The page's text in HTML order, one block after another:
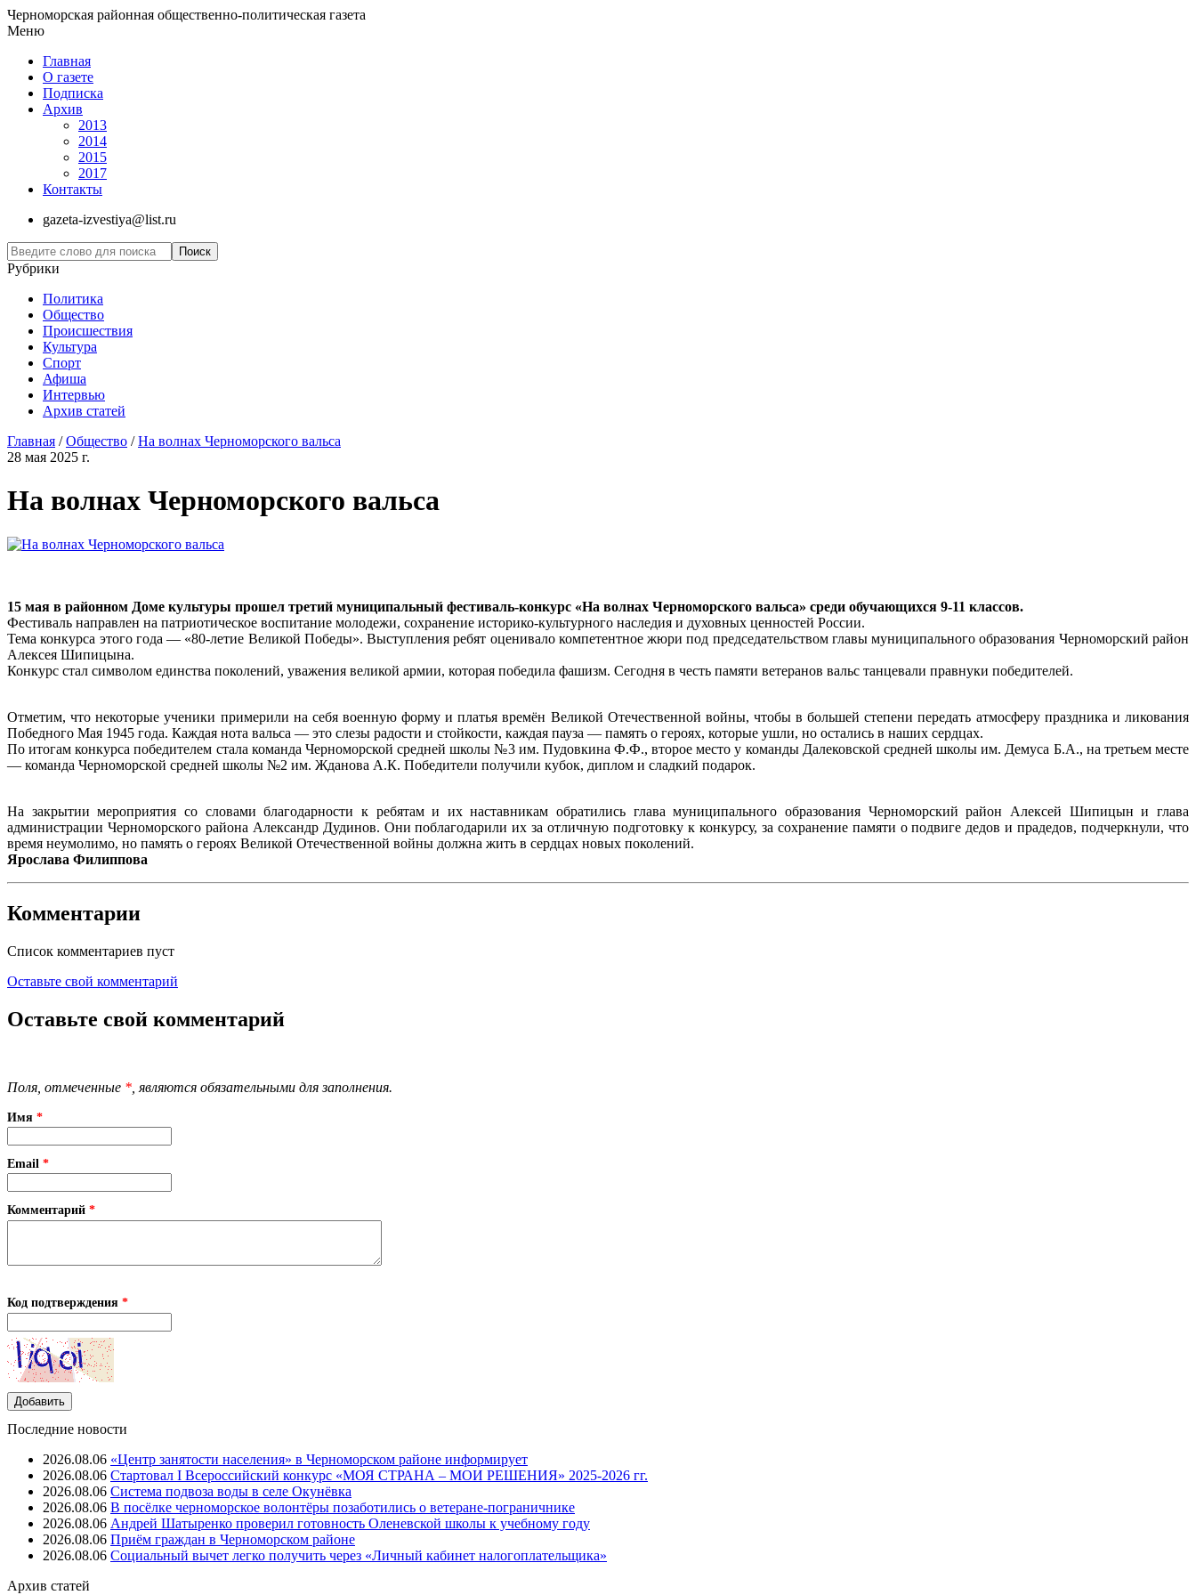
Черноморская районная общественно-политическая газета
Меню
Главная
О газете
Подписка
Архив
2013
2014
2015
2017
Контакты
gazeta-izvestiya@list.ru
Рубрики
Политика
Общество
Проиcшествия
Культура
Спорт
Афиша
Интервью
Архив статей
Главная /Общество /На волнах Черноморского вальса
28 мая 2025 г.
На волнах Черноморского вальса
15 мая в районном Доме культуры прошел третий муниципальный фестиваль-конкурс «На волнах Черноморского вальса» среди обучающихся 9-11 классов.
Фестиваль направлен на патриотическое воспитание молодежи, сохранение историко-культурного наследия и духовных ценностей России.
Тема конкурса этого года — «80-летие Великой Победы». Выступления ребят оценивало компетентное жюри под председательством главы муниципального образования Черноморский район
Алексея Шипицына.
Конкурс стал символом единства поколений, уважения великой армии, которая победила фашизм. Сегодня в честь памяти ветеранов вальс танцевали правнуки победителей.
Отметим, что некоторые ученики примерили на себя военную форму и платья времён Великой Отечественной войны, чтобы в большей степени передать атмосферу праздника и ликования
Победного Мая 1945 года. Каждая нота вальса — это слезы радости и стойкости, каждая пауза — память о героях, которые ушли, но остались в наших сердцах.
По итогам конкурса победителем стала команда Черноморской средней школы №3 им. Пудовкина Ф.Ф., второе место у команды Далековской средней школы им. Демуса Б.А., на третьем месте
— команда Черноморской средней школы №2 им. Жданова А.К. Победители получили кубок, диплом и сладкий подарок.
На закрытии мероприятия со словами благодарности к ребятам и их наставникам обратились глава муниципального образования Черноморский район Алексей Шипицын и глава
администрации Черноморского района Александр Дудинов. Они поблагодарили их за отличную подготовку к конкурсу, за сохранение памяти о подвиге дедов и прадедов, подчеркнули, что
время неумолимо, но память о героях Великой Отечественной войны должна жить в сердцах новых поколений.
Ярослава Филиппова
Комментарии
Список комментариев пуст
Оставьте свой комментарий
Оставьте свой комментарий
Поля, отмеченные * , являются обязательными для заполнения.
Имя *
Email *
Комментарий *
Код подтверждения *
Последние новости
2026.08.06 «Центр занятости населения» в Черноморском районе информирует
2026.08.06 Стартовал I Всероссийский конкурс «МОЯ СТРАНА – МОИ РЕШЕНИЯ» 2025-2026 гг.
2026.08.06 Система подвоза воды в селе Окунёвка
2026.08.06 В посёлке черноморское волонтёры позаботились о ветеране-пограничнике
2026.08.06 Андрей Шатыренко проверил готовность Оленевской школы к учебному году
2026.08.06 Приём граждан в Черноморском районе
2026.08.06 Социальный вычет легко получить через «Личный кабинет налогоплательщика»
Архив статей